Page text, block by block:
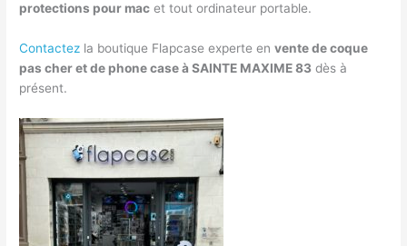
protections pour mac et tout ordinateur portable.
Contactez la boutique Flapcase experte envente de coque
pas cher et de phone case à SAINTE MAXIME 83 dès à
présent.